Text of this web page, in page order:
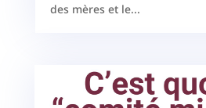
des mères et le...